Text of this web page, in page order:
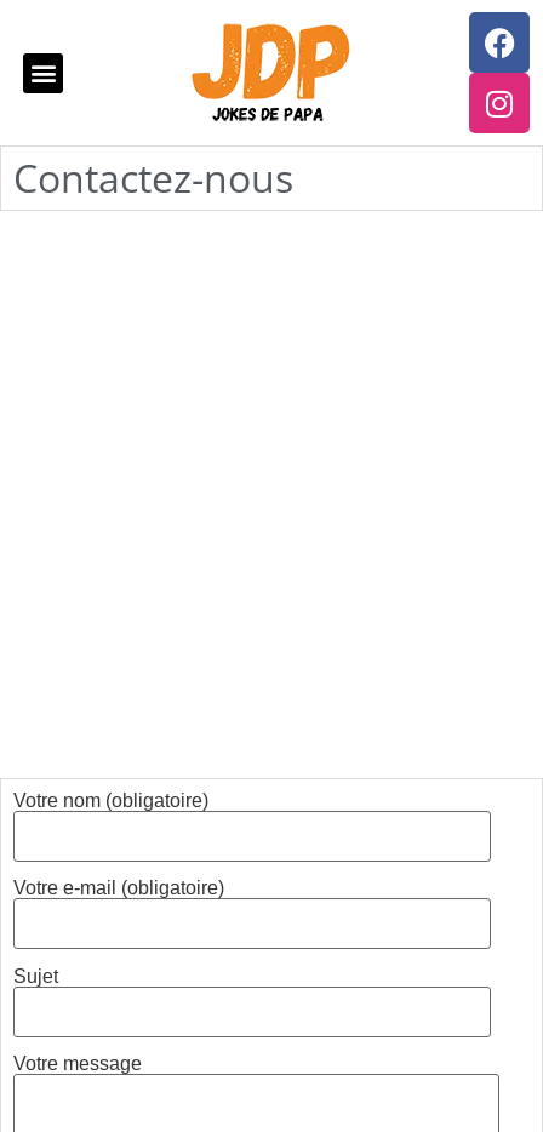
Contactez-nous
Votre nom (obligatoire)
Votre e-mail (obligatoire)
Sujet
Votre message